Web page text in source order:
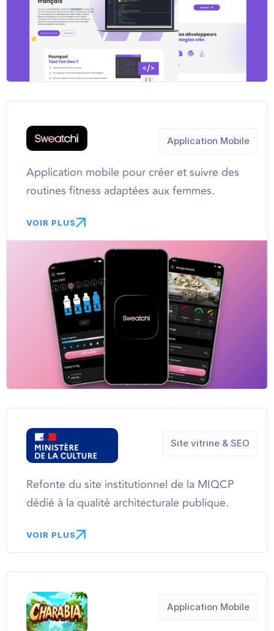
Application mobile pour créer et suivre des
routines fitness adaptées aux femmes.
VOIR PLUS
Application Mobile
Refonte du site institutionnel de la MIQCP
dédié à la qualité architecturale publique.
VOIR PLUS
Site vitrine & SEO
Application Mobile